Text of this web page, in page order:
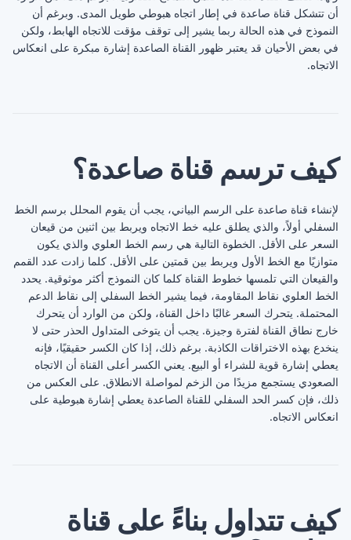
أن تتشكل قناة صاعدة في إطار اتجاه هبوطي طويل المدى. وبرغم أن
النموذج في هذه الحالة ربما يشير إلى توقف مؤقت للاتجاه الهابط، ولكن
في بعض الأحيان قد يعتبر ظهور القناة الصاعدة إشارة مبكرة على انعكاس
الاتجاه.
كيف ترسم قناة صاعدة؟
لإنشاء قناة صاعدة على الرسم البياني، يجب أن يقوم المحلل برسم الخط
السفلي أولاً، والذي يطلق عليه خط الاتجاه ويربط بين اثنين من قيعان
السعر على الأقل. الخطوة التالية هي رسم الخط العلوي والذي يكون
متوازيًا مع الخط الأول ويربط بين قمتين على الأقل. كلما زادت عدد القمم
والقيعان التي تلمسها خطوط القناة كلما كان النموذج أكثر موثوقية. يحدد
الخط العلوي نقاط المقاومة، فيما يشير الخط السفلي إلى نقاط الدعم
المحتملة. يتحرك السعر غالبًا داخل القناة، ولكن من الوارد أن يتحرك
خارج نطاق القناة لفترة وجيزة. يجب أن يتوخى المتداول الحذر حتى لا
ينخدع بهذه الاختراقات الكاذبة. برغم ذلك، إذا كان الكسر حقيقيًا، فإنه
يعطي إشارة قوية للشراء أو البيع. يعني الكسر أعلى القناة أن الاتجاه
الصعودي يستجمع مزيدًا من الزخم لمواصلة الانطلاق. على العكس من
ذلك، فإن كسر الحد السفلي للقناة الصاعدة يعطي إشارة هبوطية على
انعكاس الاتجاه.
كيف تتداول بناءً على قناة